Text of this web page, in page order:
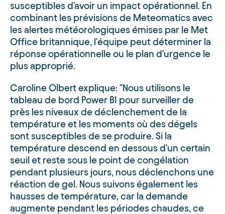
susceptibles d'avoir un impact opérationnel. En
combinant les prévisions de Meteomatics avec
les alertes météorologiques émises par le Met
Office britannique, l'équipe peut déterminer la
réponse opérationnelle ou le plan d'urgence le
plus approprié.
Caroline Olbert explique: "Nous utilisons le
tableau de bord Power BI pour surveiller de
près les niveaux de déclenchement de la
température et les moments où des dégels
sont susceptibles de se produire. Si la
température descend en dessous d'un certain
seuil et reste sous le point de congélation
pendant plusieurs jours, nous déclenchons une
réaction de gel. Nous suivons également les
hausses de température, car la demande
augmente pendant les périodes chaudes, ce